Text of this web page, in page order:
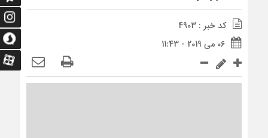
کد خبر : 4903
06 می 2019 - 11:43